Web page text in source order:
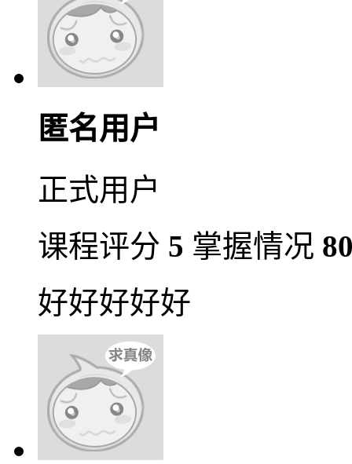
匿名用户
正式用户
课程评分 5 掌握情况
好好好好好